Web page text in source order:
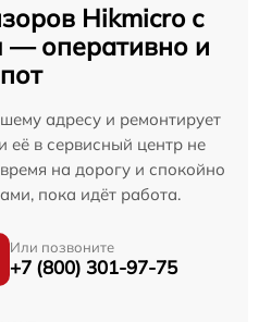
Hikmicro с
— оперативно и
адресу и ремонтирует
её в сервисный центр не
на дорогу и спокойно
пока идёт работа.
Или позвоните
+7 (800) 301-97-75